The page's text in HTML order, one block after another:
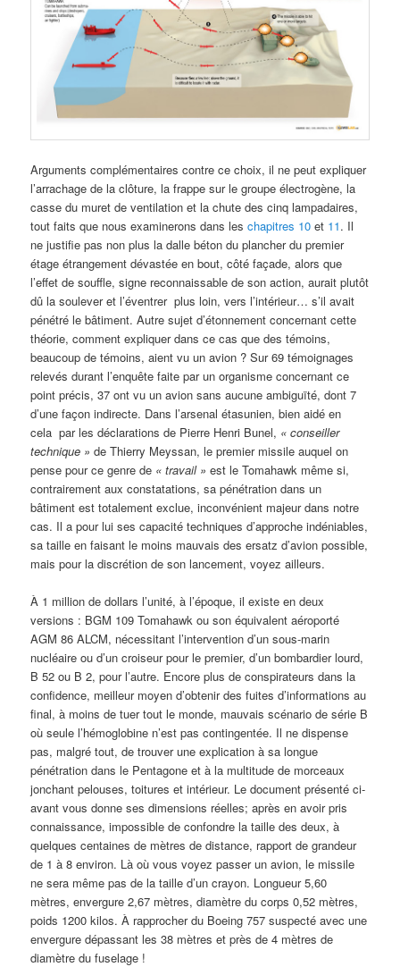
Arguments complémentaires contre ce choix, il ne peut expliquer
l’arrachage de la clôture, la frappe sur le groupe électrogène, la
casse du muret de ventilation et la chute des cinq lampadaires,
tout faits que nous examinerons dans leschapitres 10 et 11. Il
ne justifie pas non plus la dalle béton du plancher du premier
étage étrangement dévastée en bout, côté façade, alors que
l’effet de souffle, signe reconnaissable de son action, aurait plutôt
dû la soulever et l’éventrer plus loin, vers l’intérieur… s’il avait
pénétré le bâtiment. Autre sujet d’étonnement concernant cette
théorie, comment expliquer dans ce cas que des témoins,
beaucoup de témoins, aient vu un avion ? Sur 69 témoignages
relevés durant l’enquête faite par un organisme concernant ce
point précis, 37 ont vu un avion sans aucune ambiguïté, dont 7
d’une façon indirecte. Dans l’arsenal étasunien, bien aidé en
cela par les déclarations de Pierre Henri Bunel, «conseiller
technique » de Thierry Meyssan, le premier missile auquel on
pense pour ce genre de « travail » est le Tomahawk même si,
contrairement aux constatations, sa pénétration dans un
bâtiment est totalement exclue, inconvénient majeur dans notre
cas. Il a pour lui ses capacité techniques d’approche indéniables,
sa taille en faisant le moins mauvais des ersatz d’avion possible,
mais pour la discrétion de son lancement, voyez ailleurs.
À 1 million de dollars l’unité, à l’époque, il existe en deux
versions : BGM 109 Tomahawk ou son équivalent aéroporté
AGM 86 ALCM, nécessitant l’intervention d’un sous-marin
nucléaire ou d’un croiseur pour le premier, d’un bombardier lourd,
B 52 ou B 2, pour l’autre. Encore plus de conspirateurs dans la
confidence, meilleur moyen d’obtenir des fuites d’informations au
final, à moins de tuer tout le monde, mauvais scénario de série B
où seule l’hémoglobine n’est pas contingentée. Il ne dispense
pas, malgré tout, de trouver une explication à sa longue
pénétration dans le Pentagone et à la multitude de morceaux
jonchant pelouses, toitures et intérieur. Le document présenté ci-
avant vous donne ses dimensions réelles; après en avoir pris
connaissance, impossible de confondre la taille des deux, à
quelques centaines de mètres de distance, rapport de grandeur
de 1 à 8 environ. Là où vous voyez passer un avion, le missile
ne sera même pas de la taille d’un crayon. Longueur 5,60
mètres, envergure 2,67 mètres, diamètre du corps 0,52 mètres,
poids 1200 kilos. À rapprocher du Boeing 757 suspecté avec une
envergure dépassant les 38 mètres et près de 4 mètres de
diamètre du fuselage !